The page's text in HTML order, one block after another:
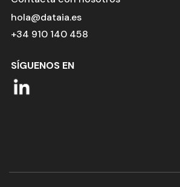
hola@dataia.es
+34 910 140 458
SÍGUENOS EN